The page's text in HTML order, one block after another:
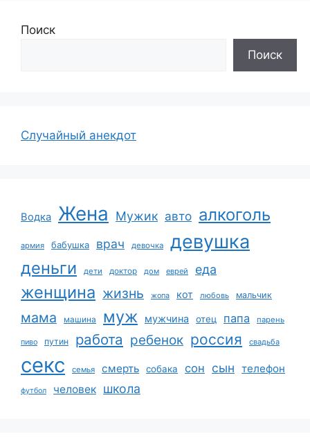
Поиск
Поиск
Случайный анекдот
Водка Жена Мужик авто алкоголь
армия бабушка врач девочка девушка
деньги дети доктор дом еврей еда
женщина жизнь жопа кот любовь мальчик
мама машина муж мужчина отец папа парень
пиво путин работа ребенок россия свадьба
секс семья смерть собака сон сын телефон
футбол человек школа